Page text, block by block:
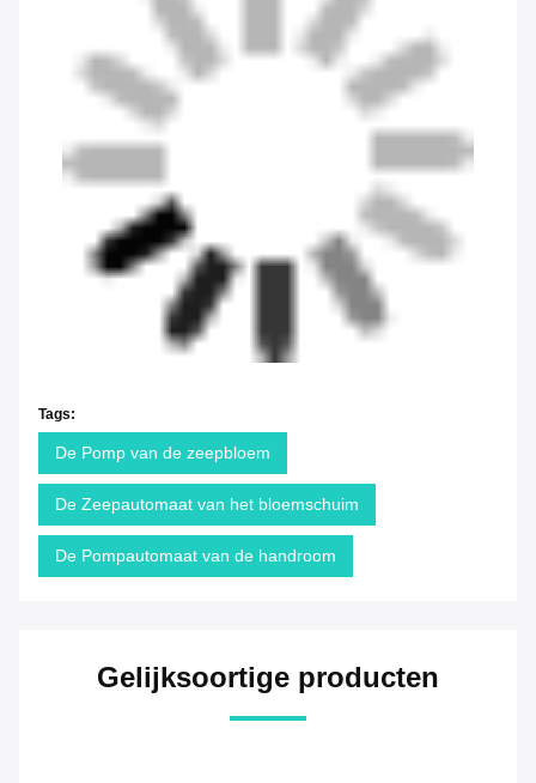
Tags:
De Pomp van de zeepbloem
De Zeepautomaat van het bloemschuim
De Pompautomaat van de handroom
Gelijksoortige producten